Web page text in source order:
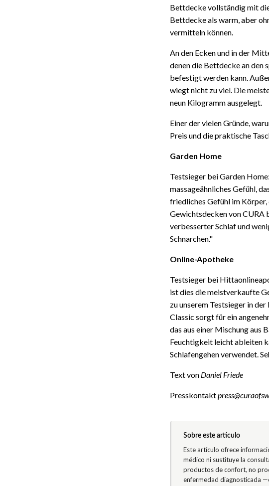
Bettdecke vollständig mit
Bettdecke als warm, aber
vermitteln können.
An den Ecken und in der
denen die Bettdecke an den
befestigt werden kann.
wiegt nicht zu viel. Die
neun Kilogramm ausgelegt.
Einer der vielen Gründe,
Preis und die praktische
Garden Home
Testsieger bei Garden
massageähnliches Gefühl,
friedliches Gefühl im Körper,
Gewichtsdecken von CURA
verbesserter Schlaf und
Schnarchen."
Online-Apotheke
Testsieger bei
ist dies die meistverkaufte
zu unserem Testsieger in
Classic sorgt für ein
das aus einer Mischung aus
Feuchtigkeit leicht ableiten
Schlafengehen verwendet.
Text von Daniel Friede
Presskontakt
Sobre este artículo
Este artículo ofrece
médico ni sustituye la
productos de confort, no
enfermedad diagnosticada